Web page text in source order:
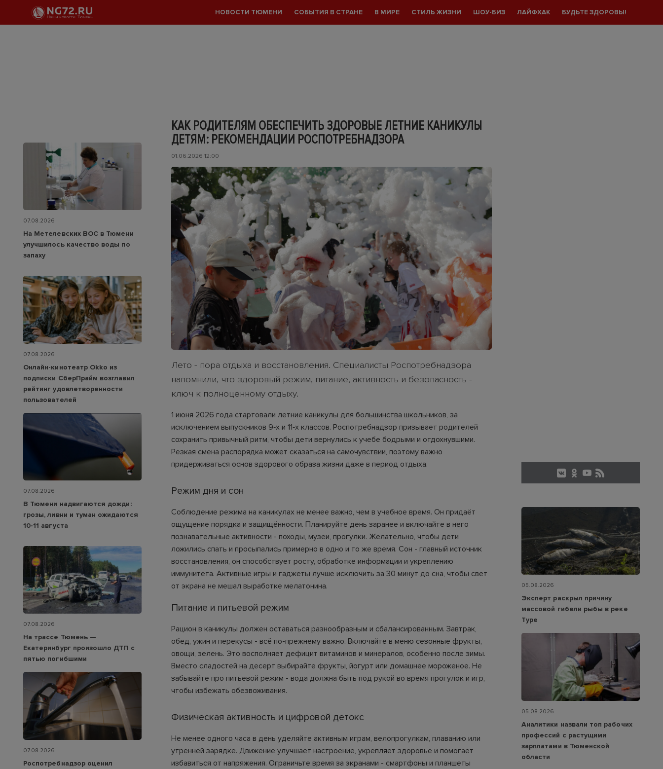
НОВОСТИ ТЮМЕНИ СОБЫТИЯ В СТРАНЕ В МИРЕ СТИЛЬ ЖИЗНИ ШОУ-БИЗ ЛАЙФХАК БУДЬТЕ ЗДОРОВЫ!
КАК РОДИТЕЛЯМ ОБЕСПЕЧИТЬ ЗДОРОВЫЕ ЛЕТНИЕ КАНИКУЛЫ
ДЕТЯМ: РЕКОМЕНДАЦИИ РОСПОТРЕБНАДЗОРА
01.06.2026 12:00
Лето - пора отдыха и восстановления. Специалисты Роспотребнадзора
напомнили, что здоровый режим, питание, активность и безопасность -
ключ к полноценному отдыху.
1 июня 2026 года стартовали летние каникулы для большинства школьников, за
исключением выпускников 9‑х и 11‑х классов. Роспотребнадзор призывает родителей
сохранить привычный ритм, чтобы дети вернулись к учебе бодрыми и отдохнувшими.
Резкая смена распорядка может сказаться на самочувствии, поэтому важно
придерживаться основ здорового образа жизни даже в период отдыха.
Режим дня и сон
Соблюдение режима на каникулах не менее важно, чем в учебное время. Он придаёт
ощущение порядка и защищённости. Планируйте день заранее и включайте в него
познавательные активности - походы, музеи, прогулки. Желательно, чтобы дети
ложились спать и просыпались примерно в одно и то же время. Сон - главный источник
восстановления, он способствует росту, обработке информации и укреплению
иммунитета. Активные игры и гаджеты лучше исключить за 30 минут до сна, чтобы свет
от экрана не мешал выработке мелатонина.
Питание и питьевой режим
Рацион в каникулы должен оставаться разнообразным и сбалансированным. Завтрак,
обед, ужин и перекусы - всё по-прежнему важно. Включайте в меню сезонные фрукты,
овощи, зелень. Это восполняет дефицит витаминов и минералов, особенно после зимы.
Вместо сладостей на десерт выбирайте фрукты, йогурт или домашнее мороженое. Не
забывайте про питьевой режим - вода должна быть под рукой во время прогулок и игр,
чтобы избежать обезвоживания.
Физическая активность и цифровой детокс
Не менее одного часа в день уделяйте активным играм, велопрогулкам, плаванию или
утренней зарядке. Движение улучшает настроение, укрепляет здоровье и помогает
избавиться от напряжения. Ограничьте время за экранами - смартфоны и планшеты
07.08.2026
На Метелевских ВОС в Тюмени
улучшилось качество воды по
запаху
07.08.2026
Онлайн-кинотеатр Okko из
подписки СберПрайм возглавил
рейтинг удовлетворенности
пользователей
07.08.2026
В Тюмени надвигаются дожди:
грозы, ливни и туман ожидаются
10-11 августа
07.08.2026
На трассе Тюмень —
Екатеринбург произошло ДТП с
пятью погибшими
07.08.2026
Роспотребнадзор оценил
05.08.2026
Эксперт раскрыл причину
массовой гибели рыбы в реке
Туре
05.08.2026
Аналитики назвали топ рабочих
профессий с растущими
зарплатами в Тюменской
области